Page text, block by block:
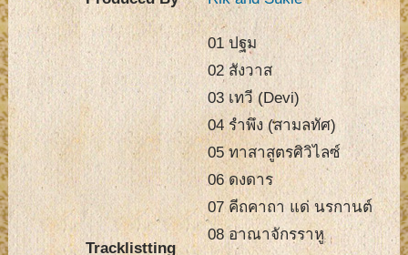
Tracklistting
01 ปฐม
02 สังวาส
03 เทวี (Devi)
04 รำพึง (สามลทัศ)
05 ทาสาสูตรศิวิไลซ์
06 ดงดาร
07 คีถคาถา แด่ นรกานต์
08 อาณาจักรราหู